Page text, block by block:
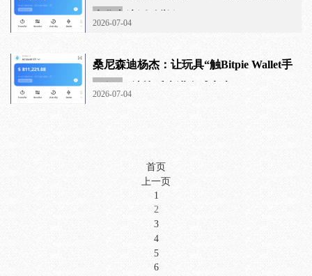
2026-07-04
桑尼森迪杨杰：让玩具“触Bitpie Wallet手
2026-07-04
首页
上一页
1
2
3
4
5
6